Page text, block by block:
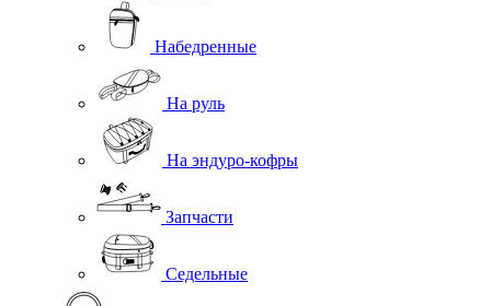
Набедренные
На руль
На эндуро-кофры
Запчасти
Седельные